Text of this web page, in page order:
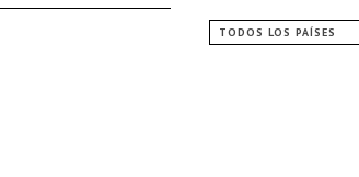
TODOS LOS PAÍSES